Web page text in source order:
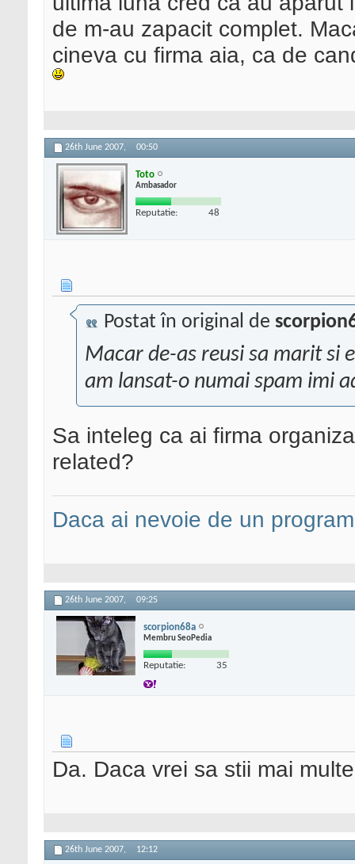
de m-au zapacit complet.
cineva cu firma aia, ca de
26th June 2007, 00:50
Toto
Ambasador
Reputatie: 48
Postat în original de
Macar de-as reusi sa marit si
am lansat-o numai spam imi
Sa inteleg ca ai firma
related?
Daca ai nevoie de un
26th June 2007, 09:25
scorpion68a
Membru SeoPedia
Reputatie: 35
Da. Daca vrei sa stii mai
26th June 2007, 12:12